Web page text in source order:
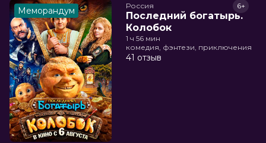
Меморандум Россия
Последний богатырь.
Колобок
6+
1 ч 56 мин
комедия, фэнтези, приключения
41 отзыв